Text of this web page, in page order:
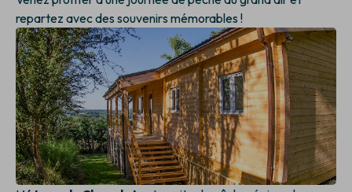
repartez avec des souvenirs mémorables !